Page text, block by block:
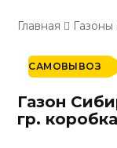
Главная
САМОВЫВОЗ
Газон
гр.